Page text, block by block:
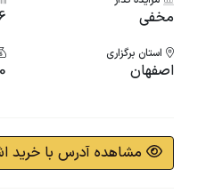
مخفی
استان برگزاری
اصفهان
مشاهده آدرس با خرید